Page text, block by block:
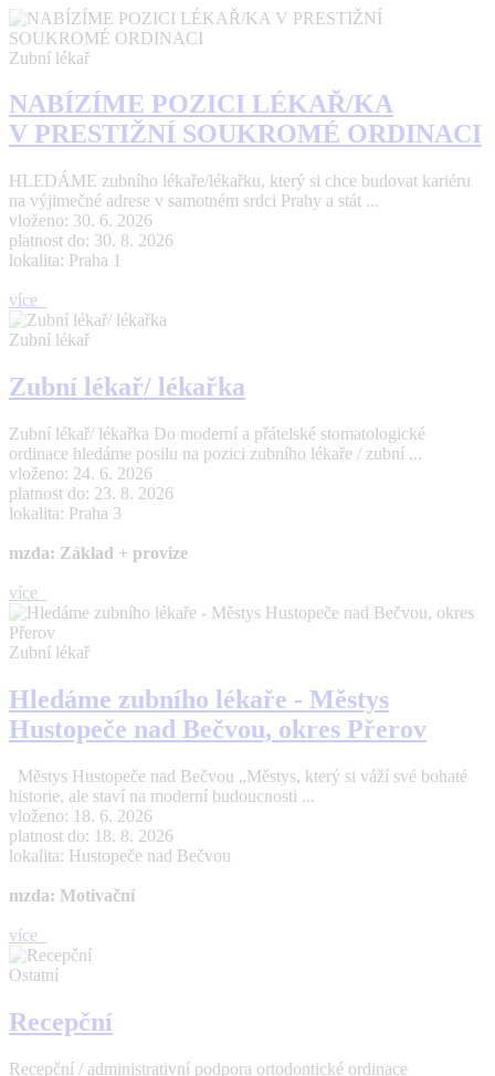
Zubní lékař
NABÍZÍME POZICI LÉKAŘ/KA
V PRESTIŽNÍ SOUKROMÉ ORDINACI
HLEDÁME zubního lékaře/lékařku, který si chce budovat kariéru
na výjimečné adrese v samotném srdci Prahy a stát ...
vloženo: 30. 6. 2026
platnost do: 30. 8. 2026
lokalita: Praha 1
více
Zubní lékař
Zubní lékař/ lékařka
Zubní lékař/ lékařka Do moderní a přátelské stomatologické
ordinace hledáme posilu na pozici zubního lékaře / zubní ...
vloženo: 24. 6. 2026
platnost do: 23. 8. 2026
lokalita: Praha 3
mzda: Základ + provize
více
Zubní lékař
Hledáme zubního lékaře - Městys
Hustopeče nad Bečvou, okres Přerov
Městys Hustopeče nad Bečvou „Městys, který si váží své bohaté
historie, ale staví na moderní budoucnosti ...
vloženo: 18. 6. 2026
platnost do: 18. 8. 2026
lokalita: Hustopeče nad Bečvou
mzda: Motivační
více
Ostatní
Recepční
Recepční / administrativní podpora ortodontické ordinace